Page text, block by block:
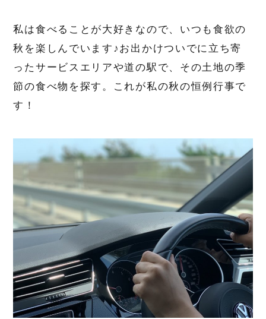
私は食べることが大好きなので、いつも食欲の
秋を楽しんでいます♪お出かけついでに立ち寄
ったサービスエリアや道の駅で、その土地の季
節の食べ物を探す。これが私の秋の恒例行事で
す！